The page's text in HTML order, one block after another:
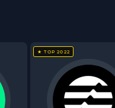
★ TOP 2022